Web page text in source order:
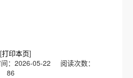
[打印本页]
：2026-05-22 阅读次数：
86